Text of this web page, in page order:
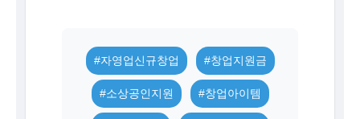
#자영업신규창업 #창업지원금
#소상공인지원 #창업아이템